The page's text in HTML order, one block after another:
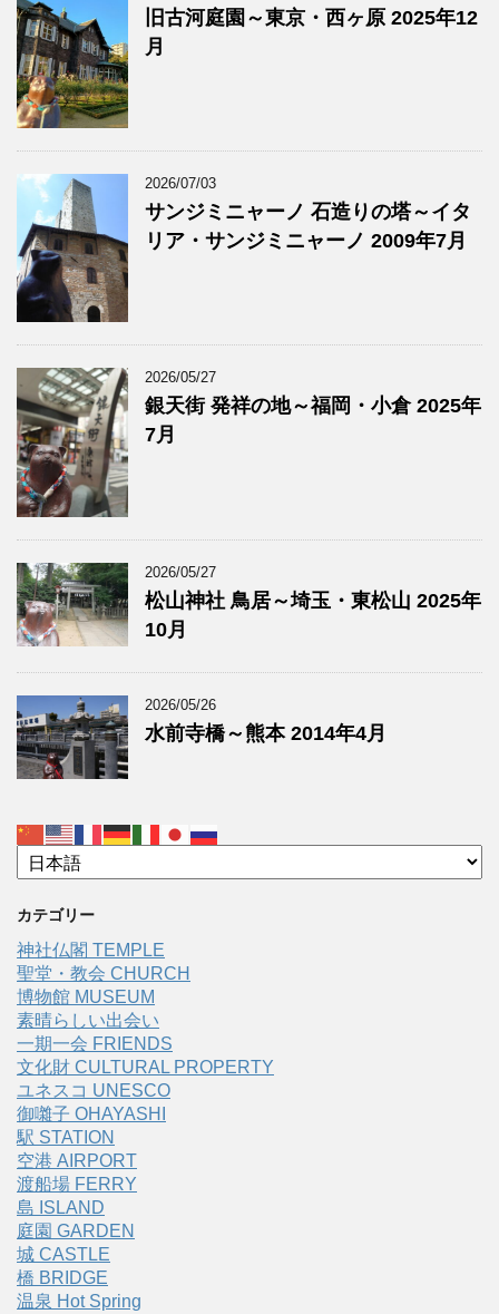
旧古河庭園～東京・西ヶ原 2025年12
月
2026/07/03
サンジミニャーノ 石造りの塔～イタ
リア・サンジミニャーノ 2009年7月
2026/05/27
銀天街 発祥の地～福岡・小倉 2025年
7月
2026/05/27
松山神社 鳥居～埼玉・東松山 2025年
10月
2026/05/26
水前寺橋～熊本 2014年4月
カテゴリー
神社仏閣 TEMPLE
聖堂・教会 CHURCH
博物館 MUSEUM
素晴らしい出会い
一期一会 FRIENDS
文化財 CULTURAL PROPERTY
ユネスコ UNESCO
御囃子 OHAYASHI
駅 STATION
空港 AIRPORT
渡船場 FERRY
島 ISLAND
庭園 GARDEN
城 CASTLE
橋 BRIDGE
温泉 Hot Spring